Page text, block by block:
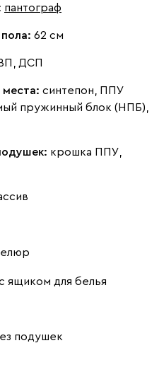
792 900
611 490
611 490
пантограф
62 см
ДСП
места: синтепон, ППУ
пружинный блок (НПБ),
крошка ППУ,
ящиком для белья
подушек